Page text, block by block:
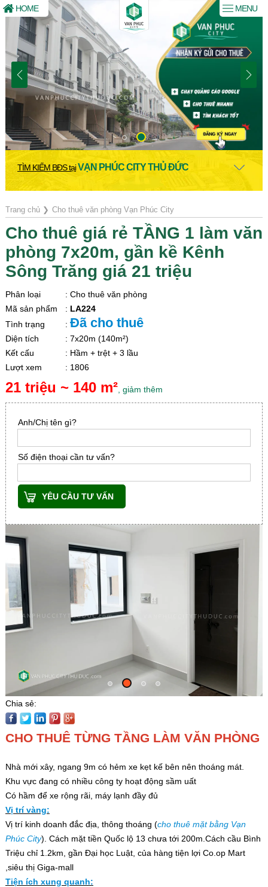
TÌM KIẾM BĐS tạiVẠN PHÚC CITY THỦ ĐỨC
Trang chủ❯ Cho thuê văn phòng Vạn Phúc City
Cho thuê giá rẻ TẦNG 1 làm văn
phòng 7x20m, gần kề Kênh
Sông Trăng giá 21 triệu
Phân loại
: Cho thuê văn phòng
Mã sản phẩm
: LA224
Tình trạng
: Đã cho thuê
Diện tích
: 7x20m (140m²)
Kết cấu
: Hầm + trệt + 3 lầu
Lượt xem
: 1806
21 triệu ~ 140 m², giảm thêm
Anh/Chị tên gì?
Số điện thoại cần tư vấn?
YÊU CẦU TƯ VẤN
Chia sẻ:
CHO THUÊ TỪNG TẦNG LÀM VĂN PHÒNG
Nhà mới xây, ngang 9m có hẻm xe kẹt kế bên nên thoáng mát.
Khu vực đang có nhiều công ty hoạt động sầm uất
Có hầm để xe rộng rãi, máy lạnh đầy đủ
Vị trí vàng:
Vị trí kinh doanh đắc địa, thông thoáng (cho thuê mặt bằng Vạn
Phúc City). Cách mặt tiền Quốc lộ 13 chưa tới 200m.Cách cầu Bình
Triệu chỉ 1.2km, gần Đại học Luật, của hàng tiện lợi Co.op Mart
,siêu thị Giga-mall
Tiện ích xung quanh:
HOME MENU